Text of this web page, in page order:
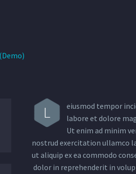
L
eiusmod tempor
labore et dolore
Ut enim ad minim
nostrud exercitation ullamco
ut aliquip ex ea commodo
dolor in reprehenderit in